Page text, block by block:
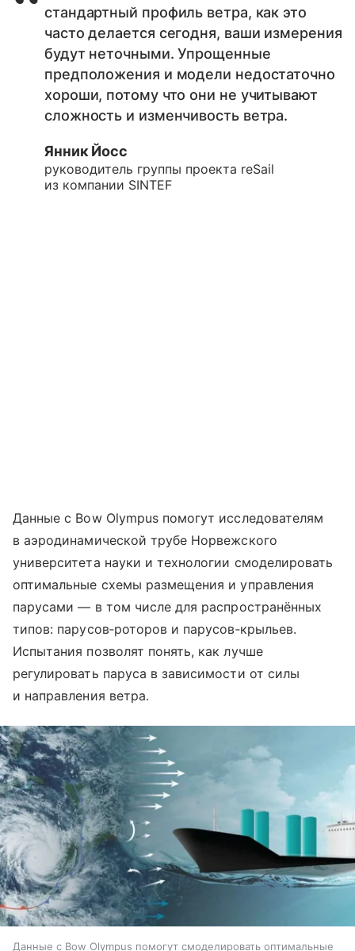
стандартный профиль ветра, как это
часто делается сегодня, ваши измерения
будут неточными. Упрощенные
предположения и модели недостаточно
хороши, потому что они не учитывают
сложность и изменчивость ветра.
Янник Йосс
руководитель группы проекта reSail
из компании SINTEF
Данные с Bow Olympus помогут исследователям
в аэродинамической трубе Норвежского
университета науки и технологии смоделировать
оптимальные схемы размещения и управления
парусами — в том числе для распространённых
типов: парусов‑роторов и парусов‑крыльев.
Испытания позволят понять, как лучше
регулировать паруса в зависимости от силы
и направления ветра.
Данные с Bow Olympus помогут смоделировать оптимальные